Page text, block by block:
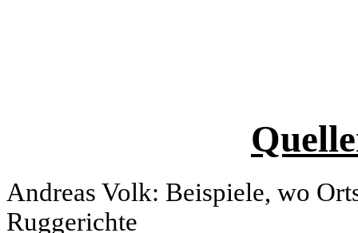
Andreas Volk: Beispiele, wo
Ruggerichte